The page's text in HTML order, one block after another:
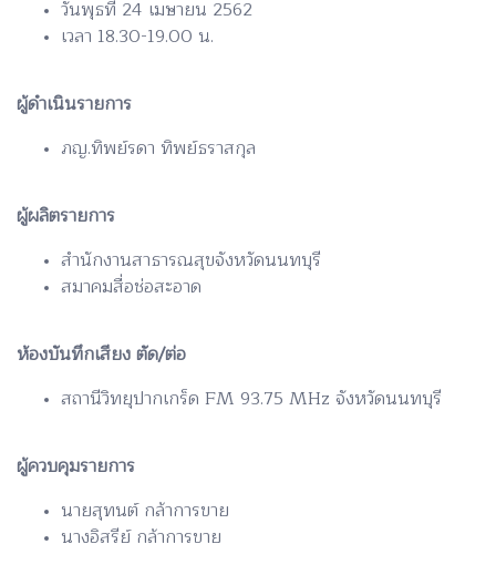
วันพุธที่ 24 เมษายน 2562
เวลา 18.30-19.00 น.
ผู้ดำเนินรายการ
ภญ.ทิพย์รดา ทิพย์ธราสกุล
ผู้ผลิตรายการ
สำนักงานสาธารณสุขจังหวัดนนทบุรี
สมาคมสื่อช่อสะอาด
ห้องบันทึกเสียง ตัด/ต่อ
สถานีวิทยุปากเกร็ด FM 93.75 MHz จังหวัดนนทบุรี
ผู้ควบคุมรายการ
นายสุทนต์ กล้าการขาย
นางอิสรีย์ กล้าการขาย